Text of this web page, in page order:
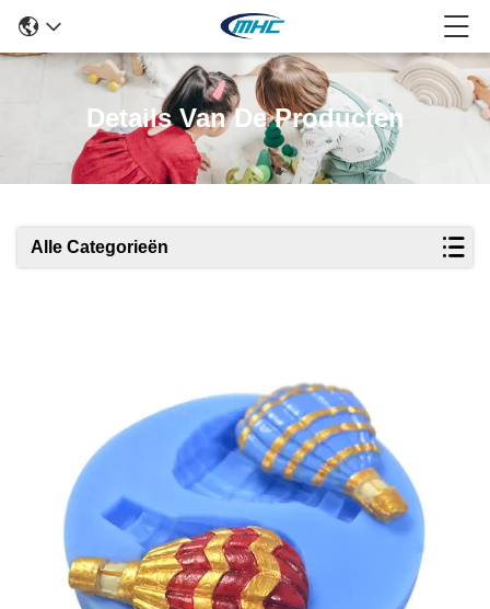
Details Van De Producten
Alle Categorieën